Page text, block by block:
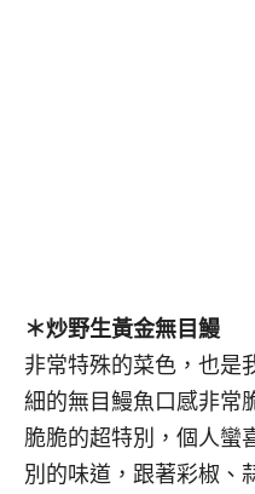
＊炒野生黃金無目鰻
非常特殊的菜色，也是
細的無目鰻魚口感非常
脆脆的超特別
，個人蠻
別的味道，跟著彩椒、